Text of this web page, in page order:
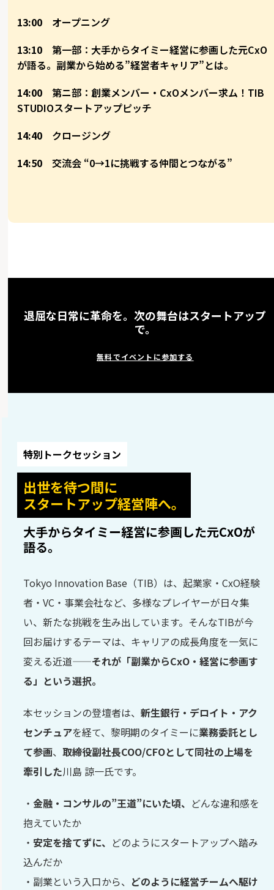
13:00 オープニング
13:10 第一部：大手からタイミー経営に参画した元CxO
が語る。副業から始める”経営者キャリア”とは。
14:00 第ニ部：創業メンバー・CxOメンバー求ム！TIB
STUDIOスタートアップピッチ
14:40 クロージング
14:50 交流会 “0→1に挑戦する仲間とつながる”
退屈な日常に革命を。次の舞台はスタートアップ
で。
無料でイベントに参加する
特別トークセッション
出世を待つ間に
スタートアップ経営陣へ。
大手からタイミー経営に参画した元CxOが
語る。
Tokyo Innovation Base（TIB）は、起業家・CxO経験
者・VC・事業会社など、多様なプレイヤーが日々集
い、新たな挑戦を生み出しています。そんなTIBが今
回お届けするテーマは、キャリアの成長角度を一気に
変える近道——それが「副業からCxO・経営に参画す
る」という選択。
本セッションの登壇者は、新生銀行・デロイト・アク
センチュアを経て、黎明期のタイミーに業務委託とし
て参画、取締役副社長COO/CFOとして同社の上場を
牽引した川島 諒一氏です。
・金融・コンサルの”王道”にいた頃、 どんな違和感を
抱えていたか
・安定を捨てずに、 どのようにスタートアップへ踏み
込んだか
・副業という入口から、 どのように経営チームへ駆け